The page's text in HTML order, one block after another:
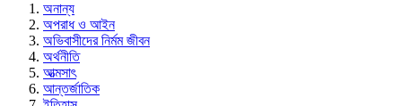
অনান্য
অপরাধ ও আইন
অভিবাসীদের নির্মম জীবন
অর্থনীতি
আত্মসাৎ
আন্তর্জাতিক